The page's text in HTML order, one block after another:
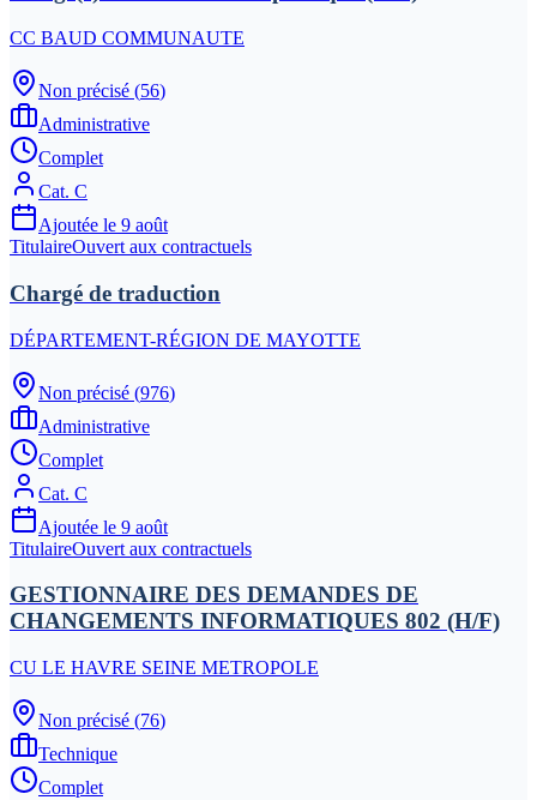
CC BAUD COMMUNAUTE
Non précisé (56)
Administrative
Complet
Cat. C
Ajoutée le 9 août
TitulaireOuvert aux contractuels
Chargé de traduction
DÉPARTEMENT-RÉGION DE MAYOTTE
Non précisé (976)
Administrative
Complet
Cat. C
Ajoutée le 9 août
TitulaireOuvert aux contractuels
GESTIONNAIRE DES DEMANDES DE
CHANGEMENTS INFORMATIQUES 802 (H/F)
CU LE HAVRE SEINE METROPOLE
Non précisé (76)
Technique
Complet